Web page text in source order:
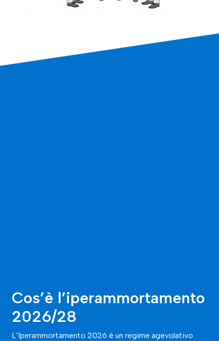
Cos’è l’iperammortamento
2026/28
L’Iperammortamento 2026 è un regime agevolativo